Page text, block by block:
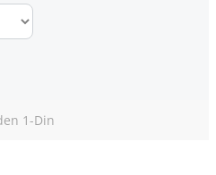
1-Din